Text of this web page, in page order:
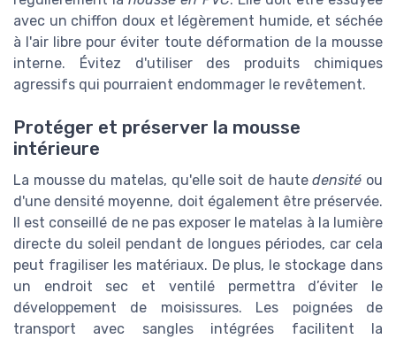
avec un chiffon doux et légèrement humide, et séchée
à l'air libre pour éviter toute déformation de la mousse
interne. Évitez d'utiliser des produits chimiques
agressifs qui pourraient endommager le revêtement.
Protéger et préserver la mousse
intérieure
La mousse du matelas, qu'elle soit de hautedensité ou
d'une densité moyenne, doit également être préservée.
Il est conseillé de ne pas exposer le matelas à la lumière
directe du soleil pendant de longues périodes, car cela
peut fragiliser les matériaux. De plus, le stockage dans
un endroit sec et ventilé permettra d’éviter le
développement de moisissures. Les poignées de
transport avec sangles intégrées facilitent la